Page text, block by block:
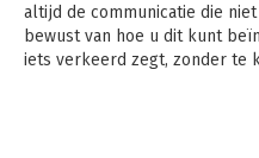
altijd de communicatie die
bewust van hoe u dit kunt
iets verkeerd zegt, zonder te